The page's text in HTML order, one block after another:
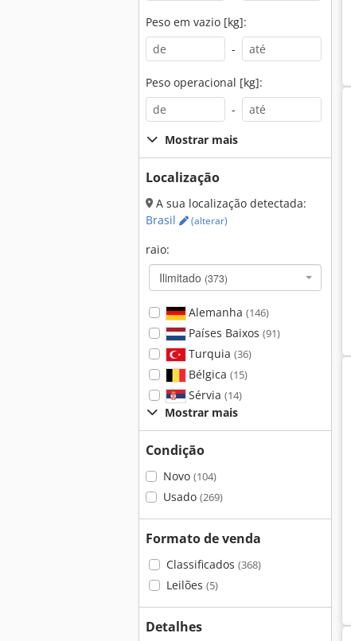
Peso em vazio [kg]:
-
Peso operacional [kg]:
-
Mostrar mais
Localização
A sua localização detectada:
Brasil
(alterar)
raio:
Ilimitado (373)
Alemanha (146)
Países Baixos (91)
Turquia (36)
Bélgica (15)
Sérvia (14)
Mostrar mais
Condição
Novo (104)
Usado (269)
Formato de venda
Classificados (368)
Leilões (5)
Detalhes